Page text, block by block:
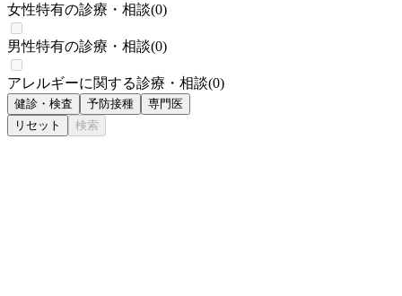
女性特有の診療・相談(0)
男性特有の診療・相談(0)
アレルギーに関する診療・相談(0)
健診・検査 予防接種
専門医
リセット
検索